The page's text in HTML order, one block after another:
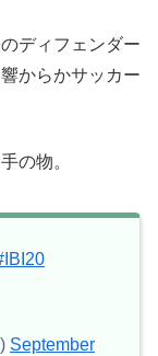
ディフェンダー
からかサッカー
の物。
September